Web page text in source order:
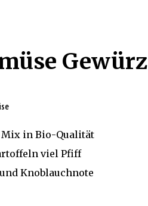
Gewürz
in Bio-Qualität
viel Pfiff
Knoblauchnote